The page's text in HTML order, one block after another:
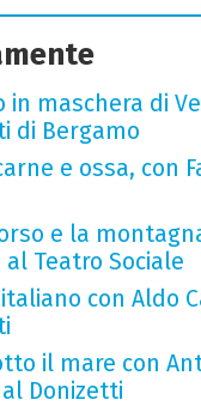
in maschera di
di Bergamo
e ossa, con
e la
al Teatro Sociale
con Aldo
il mare con
Donizetti